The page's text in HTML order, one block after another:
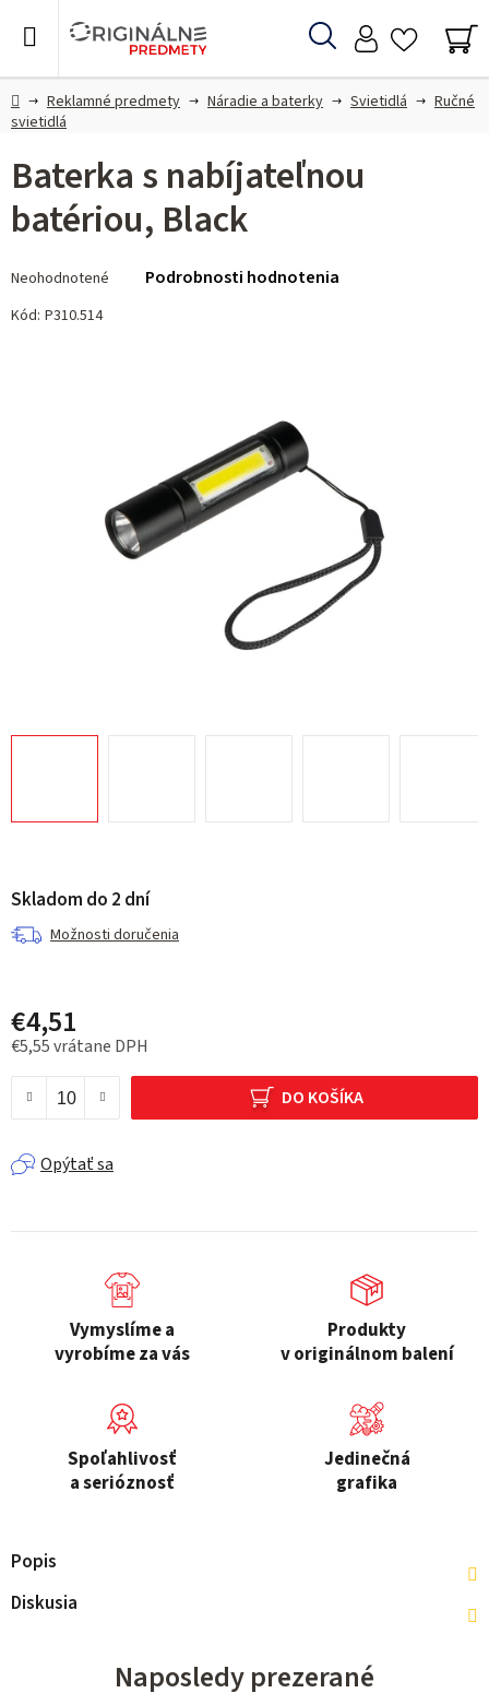
Hľadať
DomovReklamné predmety Náradie a baterky Svietidlá
Ručné
svietidlá
Skladom do 2 dní
Možnosti doručenia
€4,51
€5,55 vrátane DPH
DO KOŠÍKA
Opýtať sa
Baterka s nabíjateľnou
batériou, Black
hodnotenie
produktu
Neohodnotené Podrobnosti hodnotenia
Kód: P310.514
Vymyslíme a
vyrobíme za vás
Produkty
v originálnom balení
Spoľahlivosť
a serióznosť
Jedinečná
grafika
Popis
Diskusia
Naposledy prezerané